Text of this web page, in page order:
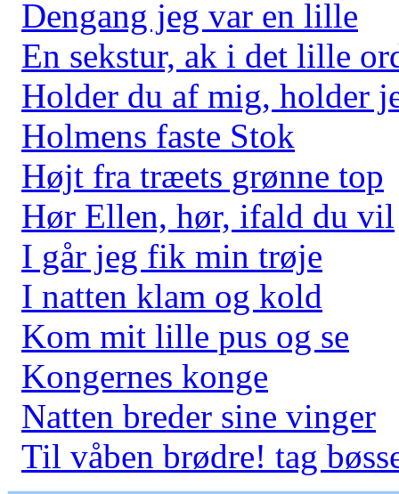
Dengang jeg var en lille
En sekstur, ak i det lille
Holder du af mig, holder
Holmens faste Stok
Højt fra træets grønne top
Hør Ellen, hør, ifald du vil
I går jeg fik min trøje
I natten klam og kold
Kom mit lille pus og se
Kongernes konge
Natten breder sine vinger
Til våben brødre! tag